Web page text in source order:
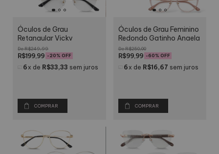
Óculos de Grau
Retangular Vicky
R$249,99
R$199,99 -20% OFF
6 x de R$33,33 sem juros
COMPRAR
Óculos de Grau Feminino
Redondo Gatinho Angela
R$250,00
R$99,99 -60% OFF
6 x de R$16,67 sem juros
COMPRAR